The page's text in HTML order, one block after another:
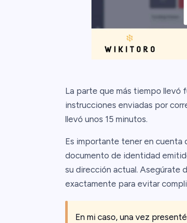
La parte que más tiempo llevó
instrucciones enviadas por
llevó unos 15 minutos.
Es importante tener en cuenta
documento de identidad
su dirección actual. Asegúrate
exactamente para evitar
En mi caso, una vez